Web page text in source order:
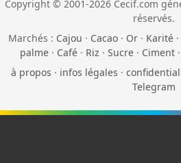
Copyright © 2001-2026 Cecif.com
réservés.
Marchés : Cajou · Cacao · Or · Karité ·
palme· Café· Riz · Sucre· Ciment·
à propos · infos légales ·
Telegram